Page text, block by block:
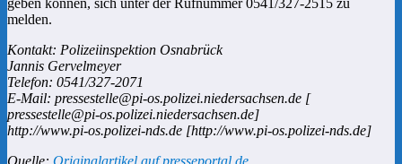
geben können, sich unter der Rufnummer 0541/327-2515 zu
melden.
Kontakt: Polizeiinspektion Osnabrück
Jannis Gervelmeyer
Telefon: 0541/327-2071
E-Mail: pressestelle@pi-os.polizei.niedersachsen.de [
pressestelle@pi-os.polizei.niedersachsen.de]
http://www.pi-os.polizei-nds.de [http://www.pi-os.polizei-nds.de]
Quelle: Originalartikel auf presseportal.de